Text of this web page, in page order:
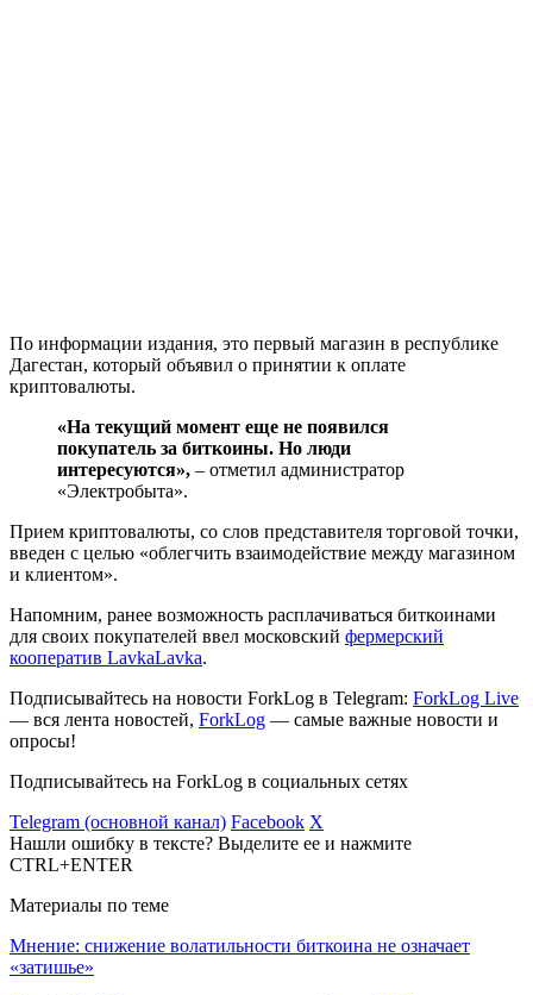
По информации издания, это первый магазин в республике
Дагестан, который объявил о принятии к оплате
криптовалюты.
«На текущий момент еще не появился
покупатель за биткоины. Но люди
интересуются», – отметил администратор
«Электробыта».
Прием криптовалюты, со слов представителя торговой точки,
введен с целью «облегчить взаимодействие между магазином
и клиентом».
Напомним, ранее возможность расплачиваться биткоинами
для своих покупателей ввел московский фермерский
кооператив LavkaLavka.
Подписывайтесь на новости ForkLog в Telegram: ForkLog Live
— вся лента новостей, ForkLog — самые важные новости и
опросы!
Подписывайтесь на ForkLog в социальных сетях
Telegram (основной канал) Facebook X
Нашли ошибку в тексте? Выделите ее и нажмите
CTRL+ENTER
Материалы по теме
Мнение: снижение волатильности биткоина не означает
«затишье»